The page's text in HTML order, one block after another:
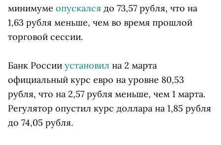
минимуме опускался до 73,57 рубля, что на
1,63 рубля меньше, чем во время прошлой
торговой сессии.
Банк России установил на 2 марта
официальный курс евро на уровне 80,53
рубля, что на 2,57 рубля меньше, чем 1 марта.
Регулятор опустил курс доллара на 1,85 рубля
до 74,05 рубля.